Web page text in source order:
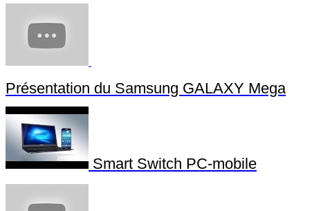
Présentation du Samsung GALAXY Mega
Smart Switch PC-mobile